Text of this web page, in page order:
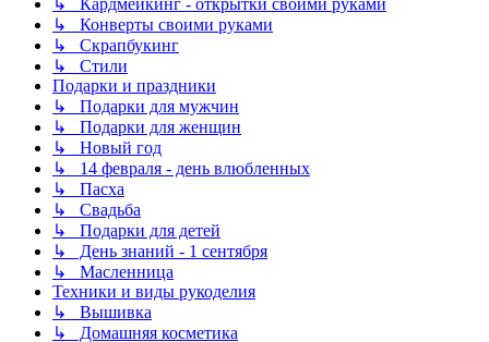
↳ Кардмейкинг - открытки своими руками
↳ Конверты своими руками
↳ Скрапбукинг
↳ Стили
Подарки и праздники
↳ Подарки для мужчин
↳ Подарки для женщин
↳ Новый год
↳ 14 февраля - день влюбленных
↳ Пасха
↳ Свадьба
↳ Подарки для детей
↳ День знаний - 1 сентября
↳ Масленница
Техники и виды рукоделия
↳ Вышивка
↳ Домашняя косметика